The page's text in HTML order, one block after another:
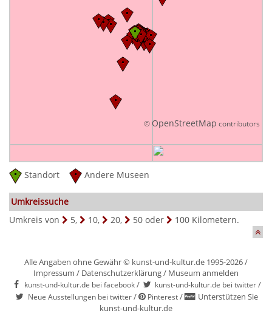
© OpenStreetMap contributors
Standort Andere Museen
Umkreissuche
Umkreis von
5, 10, 20, 50 oder 100 Kilometern.
Alle Angaben ohne Gewähr © kunst-und-kultur.de 1995-2026 /
Impressum / Datenschutzerklärung/ Museum anmelden
kunst-und-kultur.de bei facebook/ kunst-und-kultur.de bei twitter/
Neue Ausstellungen bei twitter/ Pinterest/
Unterstützen Sie
kunst-und-kultur.de